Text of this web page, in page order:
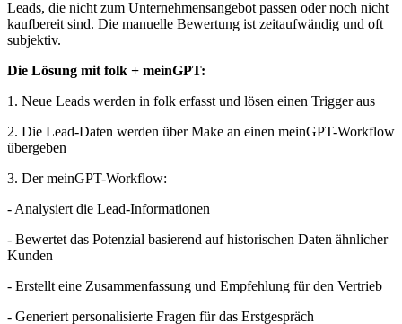
Leads, die nicht zum Unternehmensangebot passen oder noch nicht
kaufbereit sind. Die manuelle Bewertung ist zeitaufwändig und oft
subjektiv.
Die Lösung mit folk + meinGPT:
1. Neue Leads werden in folk erfasst und lösen einen Trigger aus
2. Die Lead-Daten werden über Make an einen meinGPT-Workflow
übergeben
3. Der meinGPT-Workflow:
- Analysiert die Lead-Informationen
- Bewertet das Potenzial basierend auf historischen Daten ähnlicher
Kunden
- Erstellt eine Zusammenfassung und Empfehlung für den Vertrieb
- Generiert personalisierte Fragen für das Erstgespräch